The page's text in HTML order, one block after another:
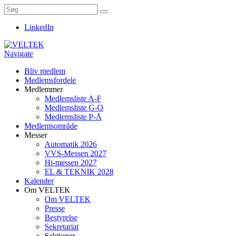
LinkedIn
Navigate
Bliv medlem
Medlemsfordele
Medlemmer
Medlemsliste A-F
Medlemsliste G-O
Medlemsliste P-Å
Medlemsområde
Messer
Automatik 2026
VVS-Messen 2027
Hi-messen 2027
EL & TEKNIK 2028
Kalender
Om VELTEK
Om VELTEK
Presse
Bestyrelse
Sekretariat